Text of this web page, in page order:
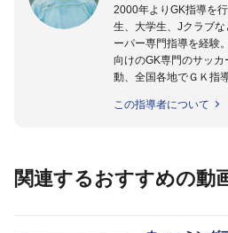
2000年よりGK指導を
生、大学生、Jクラブ
ーパー専門指導を経験
向けのGK専門のサッ
動、全国各地でＧＫ指
り口」にいる選手から
【指導ライセンス】日
この指導者について
関連するおすすめの動